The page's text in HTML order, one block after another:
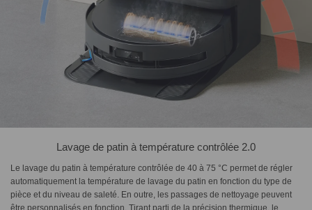
Lavage de patin à température contrôlée 2.0
Le lavage du patin à température contrôlée de 40 à 75 °C permet de régler
automatiquement la température de lavage du patin en fonction du type de
pièce et du niveau de saleté. En outre, les passages de nettoyage peuvent
être personnalisés en fonction. Tirant parti de la précision thermique, le